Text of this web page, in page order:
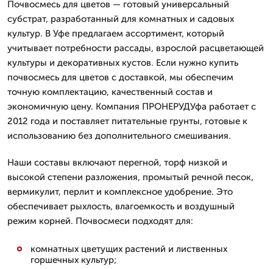
Почвосмесь для цветов — готовый универсальный
субстрат, разработанный для комнатных и садовых
культур. В Уфе предлагаем ассортимент, который
учитывает потребности рассады, взрослой расцветающей
культуры и декоративных кустов. Если нужно купить
почвосмесь для цветов с доставкой, мы обеспечим
точную комплектацию, качественный состав и
экономичную цену. Компания ПРОНЕРУДУфа работает с
2012 года и поставляет питательные грунты, готовые к
использованию без дополнительного смешивания.
Наши составы включают перегной, торф низкой и
высокой степени разложения, промытый речной песок,
вермикулит, перлит и комплексное удобрение. Это
обеспечивает рыхлость, влагоемкость и воздушный
режим корней. Почвосмеси подходят для:
комнатных цветущих растений и лиственных
горшечных культур;